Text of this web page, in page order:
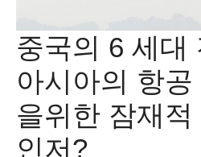
중국의 6 세대
아시아의 항공
을위한 잠재적
인저?